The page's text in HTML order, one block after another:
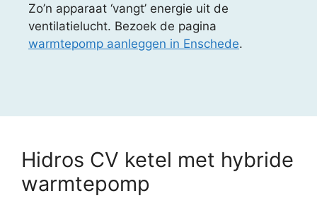
Zo’n apparaat ‘vangt’ energie uit de
ventilatielucht. Bezoek de pagina
warmtepomp aanleggen in Enschede.
Hidros CV ketel met hybride
warmtepomp